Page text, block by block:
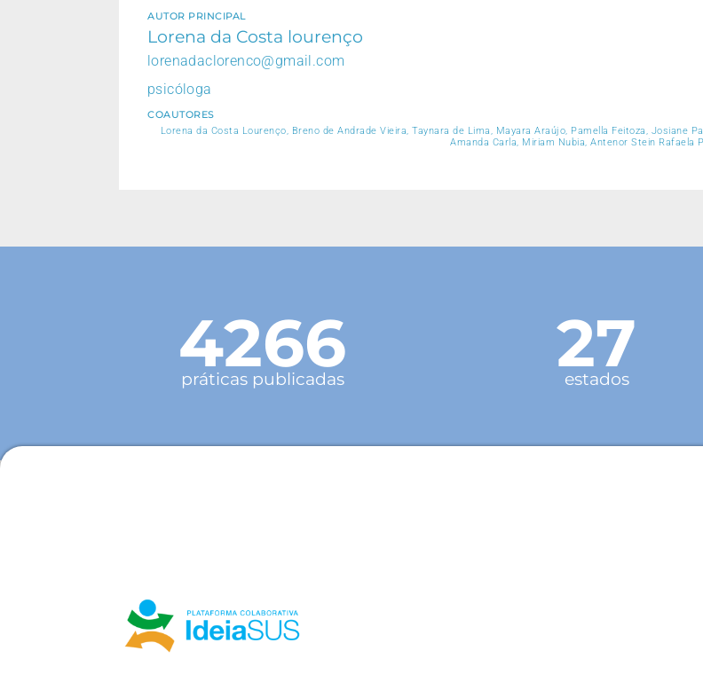
AUTOR PRINCIPAL
Lorena da Costa lourenço
lorenadaclorenco@gmail.com
psicóloga
COAUTORES
Lorena da Costa Lourenço, Breno de Andrade Vieira, Taynara de Lima, Mayara Araújo, Pamella Feitoza, Josiane
Amanda Carla, Miriam Nubia, Antenor Stein Rafaela
4266
práticas publicadas 27
estados